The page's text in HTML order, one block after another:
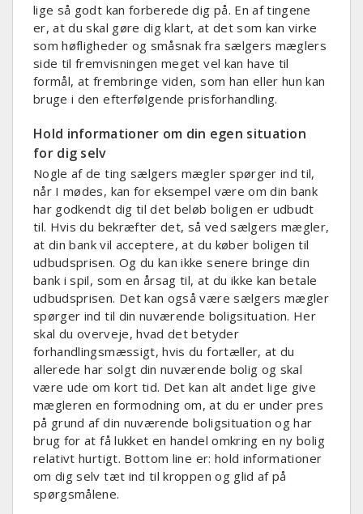
lige så godt kan forberede dig på. En af tingene
er, at du skal gøre dig klart, at det som kan virke
som høfligheder og småsnak fra sælgers mæglers
side til fremvisningen meget vel kan have til
formål, at frembringe viden, som han eller hun kan
bruge i den efterfølgende prisforhandling.
Hold informationer om din egen situation
for dig selv
Nogle af de ting sælgers mægler spørger ind til,
når I mødes, kan for eksempel være om din bank
har godkendt dig til det beløb boligen er udbudt
til. Hvis du bekræfter det, så ved sælgers mægler,
at din bank vil acceptere, at du køber boligen til
udbudsprisen. Og du kan ikke senere bringe din
bank i spil, som en årsag til, at du ikke kan betale
udbudsprisen. Det kan også være sælgers mægler
spørger ind til din nuværende boligsituation. Her
skal du overveje, hvad det betyder
forhandlingsmæssigt, hvis du fortæller, at du
allerede har solgt din nuværende bolig og skal
være ude om kort tid. Det kan alt andet lige give
mægleren en formodning om, at du er under pres
på grund af din nuværende boligsituation og har
brug for at få lukket en handel omkring en ny bolig
relativt hurtigt. Bottom line er: hold informationer
om dig selv tæt ind til kroppen og glid af på
spørgsmålene.